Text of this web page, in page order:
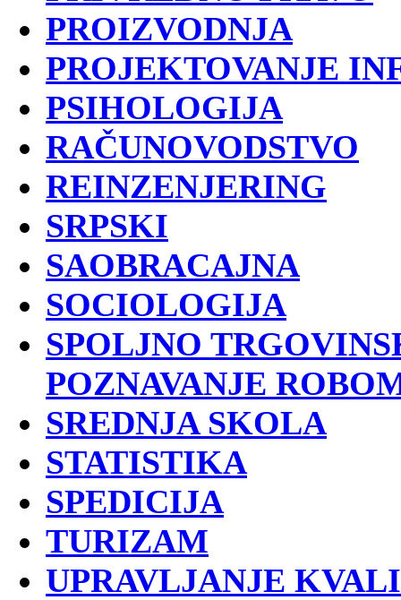
PROIZVODNJA
PROJEKTOVANJE
PSIHOLOGIJA
RAČUNOVODSTVO
REINZENJERING
SRPSKI
SAOBRACAJNA
SOCIOLOGIJA
SPOLJNO
POZNAVANJE
SREDNJA SKOLA
STATISTIKA
SPEDICIJA
TURIZAM
UPRAVLJANJE